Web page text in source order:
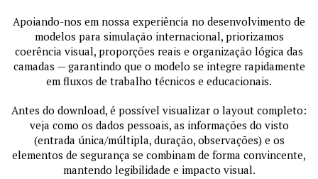
Apoiando-nos em nossa experiência no desenvolvimento de
modelos para simulação internacional, priorizamos
coerência visual, proporções reais e organização lógica das
camadas — garantindo que o modelo se integre rapidamente
em fluxos de trabalho técnicos e educacionais.
Antes do download, é possível visualizar o layout completo:
veja como os dados pessoais, as informações do visto
(entrada única/múltipla, duração, observações) e os
elementos de segurança se combinam de forma convincente,
mantendo legibilidade e impacto visual.